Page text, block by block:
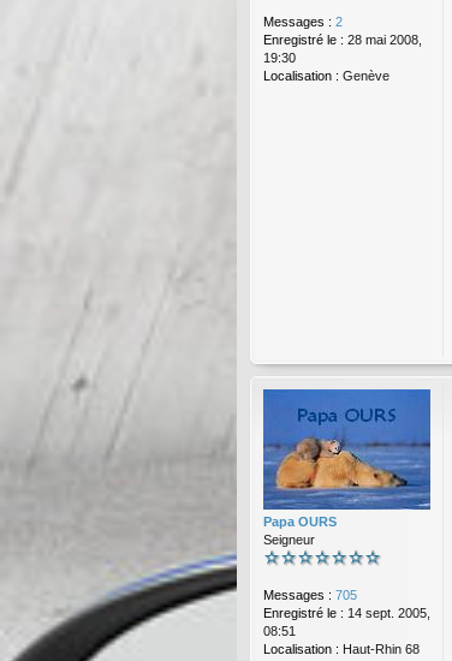
Messages : 2
Enregistré le : 28 mai 2008,
19:30
Localisation : Genève
Papa OURS
Seigneur
Messages : 705
Enregistré le : 14 sept. 2005,
08:51
Localisation : Haut-Rhin 68